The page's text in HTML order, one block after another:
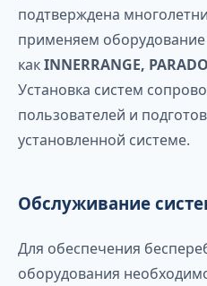
подтверждена
применяем оборудование
какINNERRANGE,
Установка систем
пользователей и
установленной системе.
Обслуживание
Для обеспечения
оборудования